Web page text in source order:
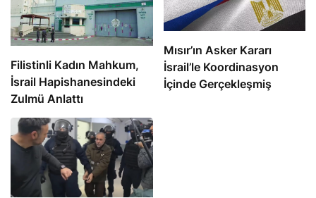
Filistinli Kadın Mahkum,
İsrail Hapishanesindeki
Zulmü Anlattı
Mısır’ın Asker Kararı
İsrail’le Koordinasyon
İçinde Gerçekleşmiş